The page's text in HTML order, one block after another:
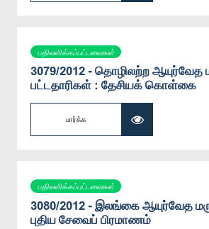
பதிலளிக்கப்பட்டவைகள்
3079/2012 - தொழிலற்ற ஆயுர்வேத
பட்டதாரிகள் : தேசியக் கொள்கை
பார்க்க
பதிலளிக்கப்பட்டவைகள்
3080/2012 - இலங்கை ஆயுர்வேத
புதிய சேவைப் பிரமாணம்